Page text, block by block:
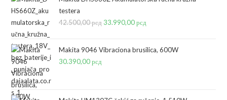
testera
42.500,00рсд Originalna
je
33.990,00рсд
je:
Makita 9046 Vibraciona brusilica, 600W
30.390,00рсд